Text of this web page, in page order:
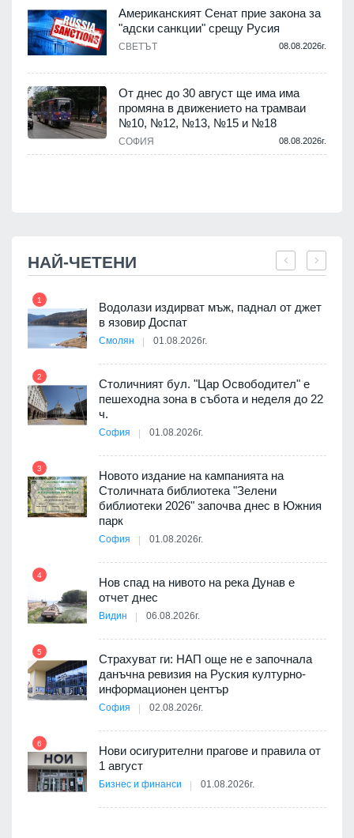
Американският Сенат прие закона за
"адски санкции" срещу Русия
СВЕТЪТ 08.08.2026г.
От днес до 30 август ще има има
промяна в движението на трамваи
№10, №12, №13, №15 и №18
СОФИЯ 08.08.2026г.
НАЙ-ЧЕТЕНИ
1
Водолази издирват мъж, паднал от джет
в язовир Доспат
Смолян 01.08.2026г.
2
Столичният бул. "Цар Освободител" е
пешеходна зона в събота и неделя до 22
ч.
София 01.08.2026г.
3
Новото издание на кампанията на
Столичната библиотека "Зелени
библиотеки 2026" започва днес в Южния
парк
София 01.08.2026г.
4
Нов спад на нивото на река Дунав е
отчет днес
Видин 06.08.2026г.
5
Страхуват ги: НАП още не е започнала
данъчна ревизия на Руския културно-
информационен център
София 02.08.2026г.
6
Нови осигурителни прагове и правила от
1 август
Бизнес и финанси 01.08.2026г.